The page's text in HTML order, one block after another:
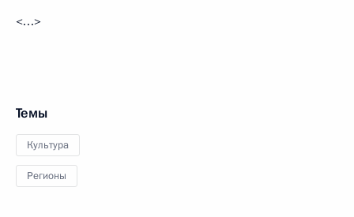
<…>
Темы
Культура
Регионы